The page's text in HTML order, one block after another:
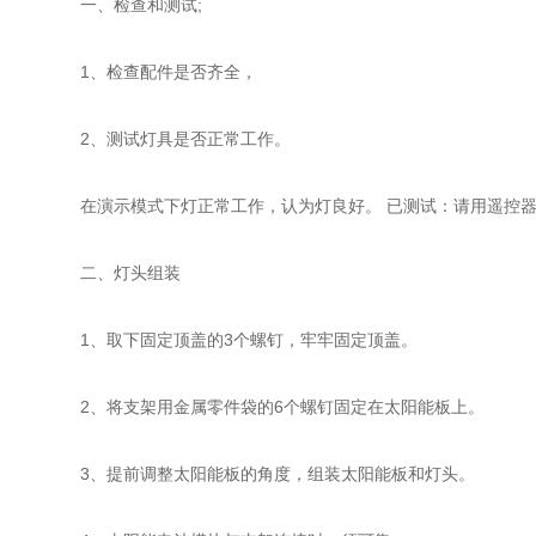
一、检查和测试;
1、检查配件是否齐全，
2、测试灯具是否正常工作。
在演示模式下灯正常工作，认为灯良好。 已测试：请用遥控
二、灯头组装
1、取下固定顶盖的3个螺钉，牢牢固定顶盖。
2、将支架用金属零件袋的6个螺钉固定在太阳能板上。
3、提前调整太阳能板的角度，组装太阳能板和灯头。